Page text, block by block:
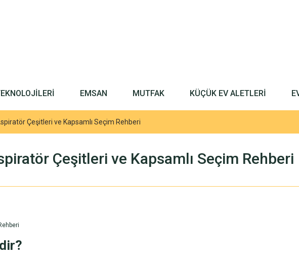
EMSAN MUTFAK KÜÇÜK EV ALETLERİ
Çeşitleri ve Kapsamlı Seçim Rehberi
Çeşitleri ve Kapsamlı Seçim Rehberi